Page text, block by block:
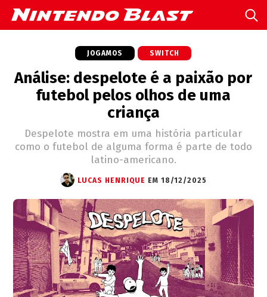
JOGAMOS SWITCH
Análise: despelote é a paixão por
futebol pelos olhos de uma
criança
Despelote mostra em uma história particular
como o futebol de alguma forma é parte de todo
latino-americano.
LUCAS HENRIQUE EM 18/12/2025